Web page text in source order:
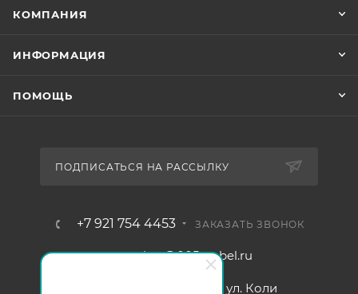
КОМПАНИЯ
ИНФОРМАЦИЯ
ПОМОЩЬ
ПОДПИСАТЬСЯ НА РАССЫЛКУ
+7 921 754 4453 ЗАКАЗАТЬ ЗВОНОК
zakaz@005mebel.ru
г. Санкт-Петербург, ул. Коли